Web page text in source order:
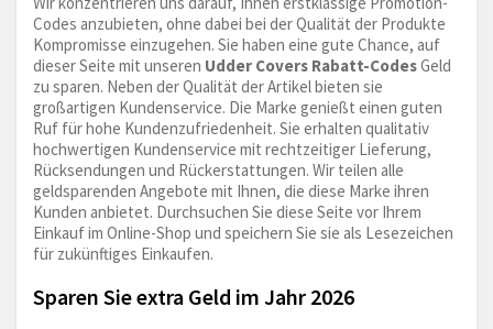
Codes anzubieten, ohne dabei bei der Qualität der Produkte
Kompromisse einzugehen. Sie haben eine gute Chance, auf
dieser Seite mit unseren Udder Covers Rabatt-CodesGeld
zu sparen. Neben der Qualität der Artikel bieten sie
großartigen Kundenservice. Die Marke genießt einen guten
Ruf für hohe Kundenzufriedenheit. Sie erhalten qualitativ
hochwertigen Kundenservice mit rechtzeitiger Lieferung,
Rücksendungen und Rückerstattungen. Wir teilen alle
geldsparenden Angebote mit Ihnen, die diese Marke ihren
Kunden anbietet. Durchsuchen Sie diese Seite vor Ihrem
Einkauf im Online-Shop und speichern Sie sie als Lesezeichen
für zukünftiges Einkaufen.
Sparen Sie extra Geld im Jahr 2026